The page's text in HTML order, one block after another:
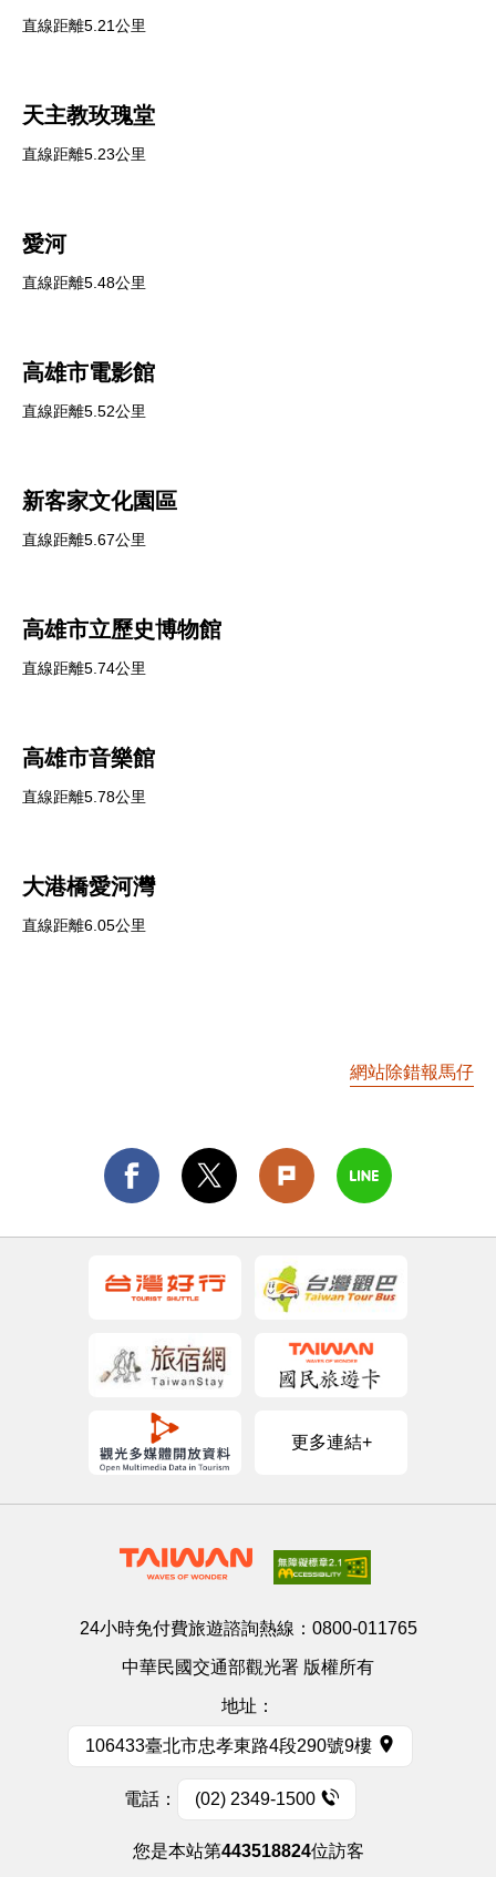
直線距離5.21公里
天主教玫瑰堂
直線距離5.23公里
愛河
直線距離5.48公里
高雄市電影館
直線距離5.52公里
新客家文化園區
直線距離5.67公里
高雄市立歷史博物館
直線距離5.74公里
高雄市音樂館
直線距離5.78公里
大港橋愛河灣
直線距離6.05公里
網站除錯報馬仔
更多連結+
24小時免付費旅遊諮詢熱線： 0800-011765
中華民國交通部觀光署 版權所有
地址：
106433臺北市忠孝東路4段290號9樓
電話： (02) 2349-1500
您是本站第443518824位訪客